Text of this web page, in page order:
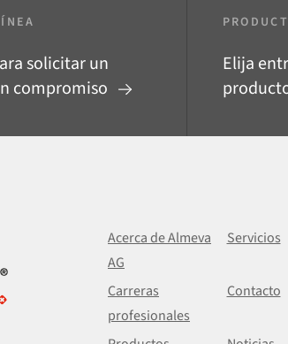
solicitar un
compromiso
Elija
Acerca de Almeva
AG
Servicios
Carreras
profesionales
Contacto